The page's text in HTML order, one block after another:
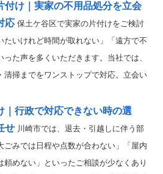
付け｜実家の不用品処分を立会
応 保土ケ谷区で実家の片付けをご検討
たいけれど時間が取れない」「遠方で不
た声を多くいただきます。当社では、
清掃までをワンストップで対応。立会い
｜行政で対応できない時の選
せ 川崎市では、退去・引越しに伴う部
ごみでは日程や点数が合わない」「屋内
頼めない」といったご相談が少なくあり